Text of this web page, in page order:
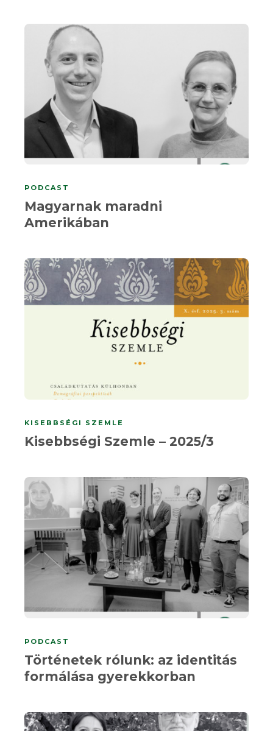
PODCAST
Magyarnak maradni
Amerikában
KISEBBSÉGI SZEMLE
Kisebbségi Szemle – 2025/3
PODCAST
Történetek rólunk: az identitás
formálása gyerekkorban